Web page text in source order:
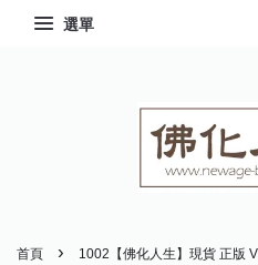
選單
首頁 ›
1002【佛化人生】現貨 正版